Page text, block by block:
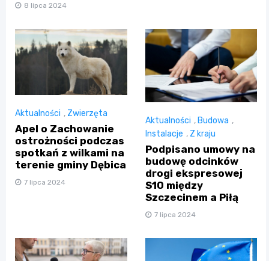
8 lipca 2024
Aktualności , Zwierzęta
Apel o Zachowanie
ostrożności podczas
spotkań z wilkami na
terenie gminy Dębica
7 lipca 2024
Aktualności , Budowa ,
Instalacje , Z kraju
Podpisano umowy na
budowę odcinków
drogi ekspresowej
S10 między
Szczecinem a Piłą
7 lipca 2024